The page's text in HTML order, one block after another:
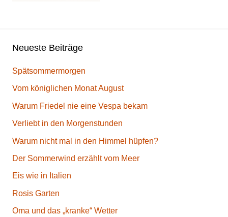
Neueste Beiträge
Spätsommermorgen
Vom königlichen Monat August
Warum Friedel nie eine Vespa bekam
Verliebt in den Morgenstunden
Warum nicht mal in den Himmel hüpfen?
Der Sommerwind erzählt vom Meer
Eis wie in Italien
Rosis Garten
Oma und das „kranke“ Wetter